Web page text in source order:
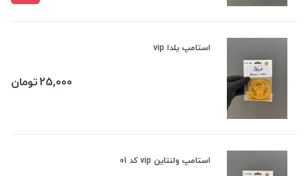
استامپ یلدا vip
25,000تومان
استامپ ولنتاین vip کد 01